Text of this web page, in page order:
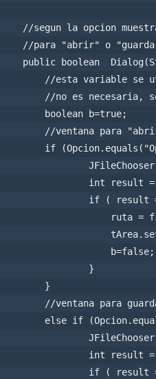
//segun la opcion
//para "abrir" o
public boolean
//esta variable se
//no es
        boolean b=true;
//ventana para
if
int result
if (
ruta =
                    b=false;
                }
        }
//ventana para
else if
int result
if (